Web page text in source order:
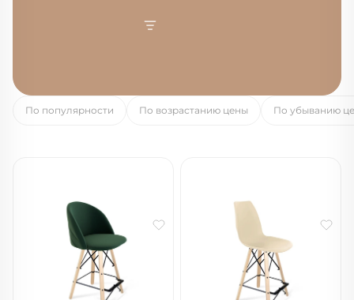
По популярности По возрастанию цены По убыванию